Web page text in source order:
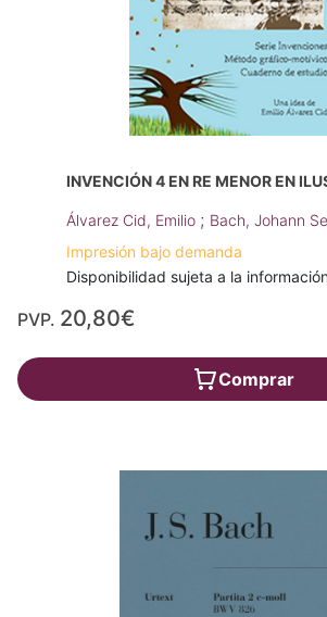
INVENCIÓN 4 EN RE MENOR EN
Álvarez Cid, Emilio ; Bach, Johann
Impresión bajo demanda
Disponibilidad sujeta a la
PVP. 20,80€
Comprar